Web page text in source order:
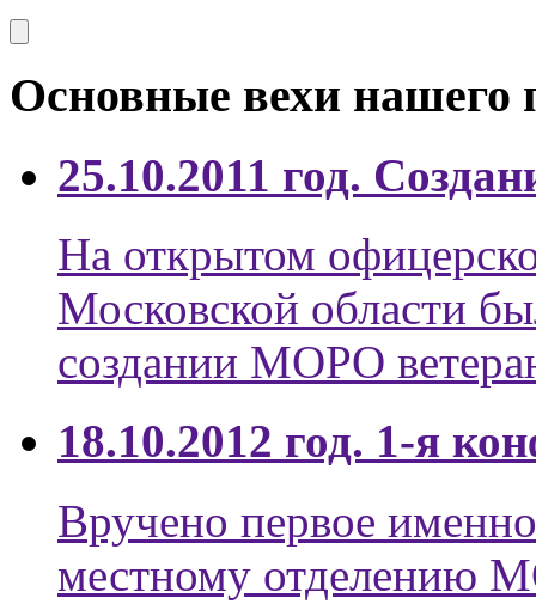
Основные вехи нашего
25.10.2011 год.
На открытом
Московской области
создании МОРО
18.10.2012 год. 1-я
Вручено первое
местному отделению